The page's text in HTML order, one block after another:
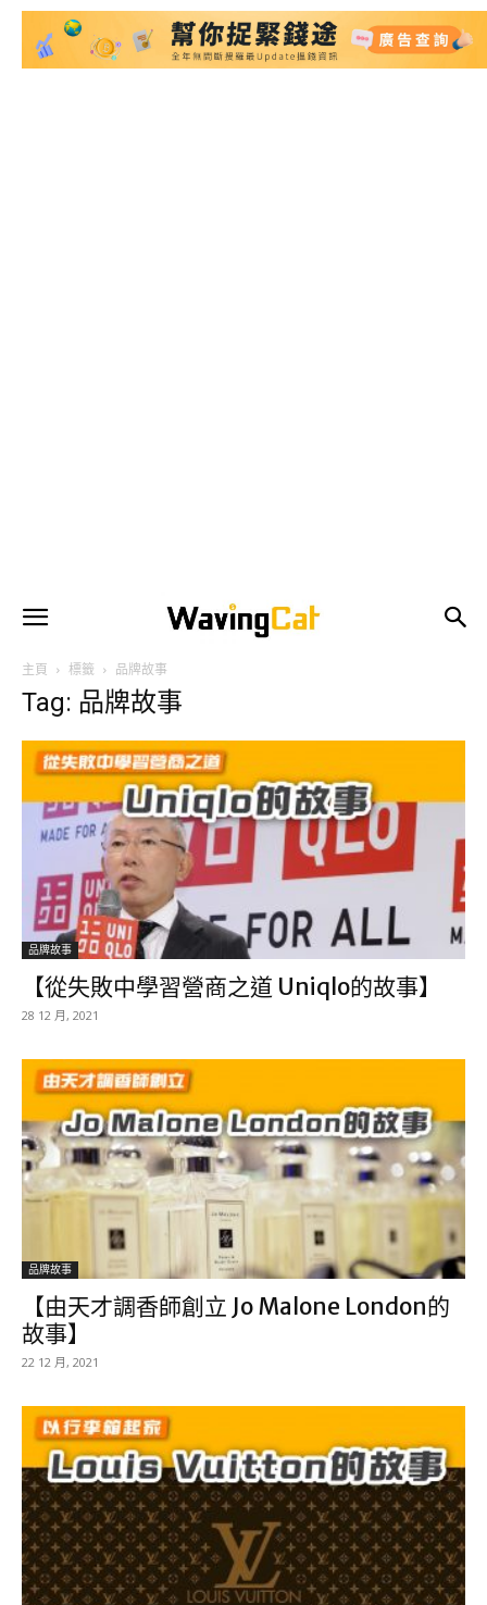
主頁 標籤 品牌故事
Tag: 品牌故事
品牌故事
【從失敗中學習營商之道 Uniqlo的故事】
28 12 月, 2021
品牌故事
【由天才調香師創立 Jo Malone London的
故事】
22 12 月, 2021